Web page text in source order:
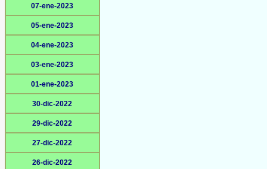
07-ene-2023
05-ene-2023
04-ene-2023
03-ene-2023
01-ene-2023
30-dic-2022
29-dic-2022
27-dic-2022
26-dic-2022